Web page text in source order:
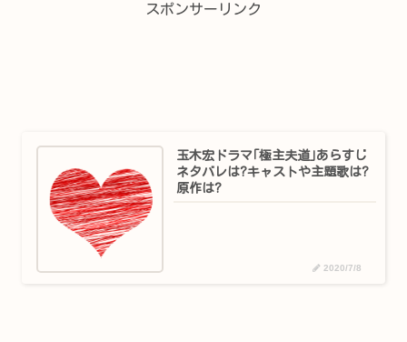
スポンサーリンク
玉木宏ドラマ｢極主夫道｣あらすじ
ネタバレは?キャストや主題歌は?
原作は?
2020/7/8